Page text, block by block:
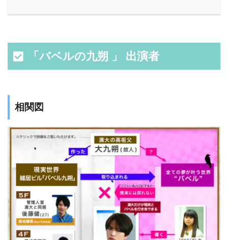
「バベルの九朔 」 出演者
相関図